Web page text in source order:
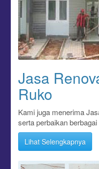
Jasa
Ruko
Kami juga menerima
serta perbaikan
Lihat Selengkapnya